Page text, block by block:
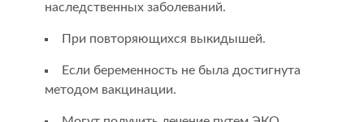
наследственных заболеваний.
При повторяющихся выкидышей.
Если беременность не была достигнута
методом вакцинации.